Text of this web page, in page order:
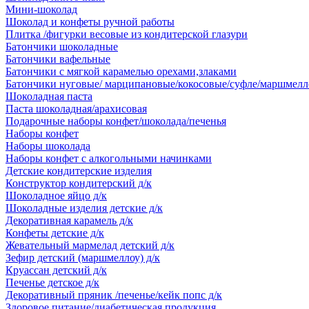
Мини-шоколад
Шоколад и конфеты ручной работы
Плитка /фигурки весовые из кондитерской глазури
Батончики шоколадные
Батончики вафельные
Батончики с мягкой карамелью орехами,злаками
Батончики нуговые/ марципановые/кокосовые/суфле/
Шоколадная паста
Паста шоколадная/арахисовая
Подарочные наборы конфет/шоколада/печенья
Наборы конфет
Наборы шоколада
Наборы конфет с алкогольными начинками
Детские кондитерские изделия
Конструктор кондитерский д/к
Шоколадное яйцо д/к
Шоколадные изделия детские д/к
Декоративная карамель д/к
Конфеты детские д/к
Жевательный мармелад детский д/к
Зефир детский (маршмеллоу) д/к
Круассан детский д/к
Печенье детское д/к
Декоративный пряник /печенье/кейк попс д/к